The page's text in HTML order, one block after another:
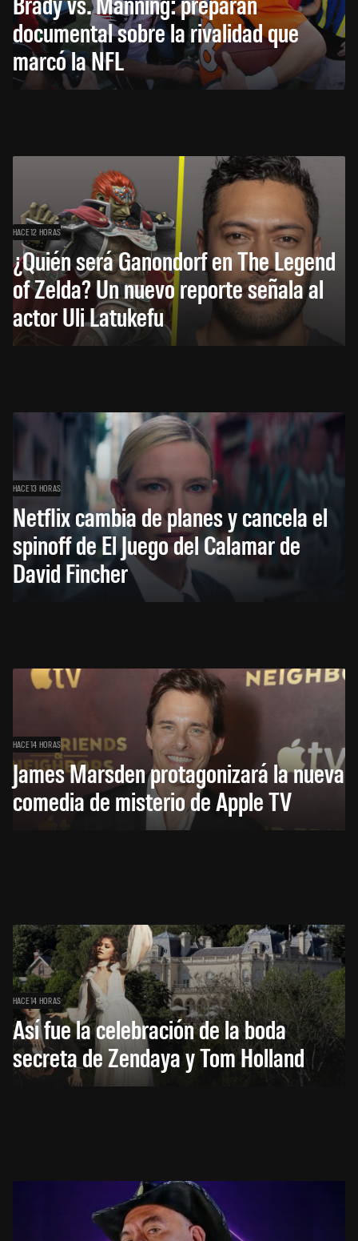
documental sobre la rivalidad que
marcó la NFL
HACE 12 HORAS
¿Quién será Ganondorf en The Legend
of Zelda? Un nuevo reporte señala al
actor Uli Latukefu
HACE 13 HORAS
Netflix cambia de planes y cancela el
spinoff de El Juego del Calamar de
David Fincher
HACE 14 HORAS
James Marsden protagonizará la nueva
comedia de misterio de Apple TV
HACE 14 HORAS
Así fue la celebración de la boda
secreta de Zendaya y Tom Holland